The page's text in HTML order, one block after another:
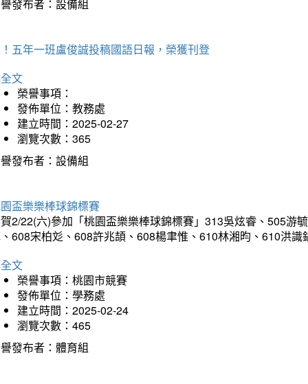
發布者：設備組
五年一班盧俊誠投稿國語日報，榮獲刊登
文
榮譽事項：
發佈單位：教務處
建立時間：2025-02-27
瀏覽次數：365
發布者：設備組
盃樂樂棒球錦標賽
2/22(六)參加「桃園盃樂樂棒球錦標賽」313吳炫睿、505游
608宋柏彣、608許兆頡、608楊聿惟、610林湘昀、610洪
文
榮譽事項：桃園市競賽
發佈單位：學務處
建立時間：2025-02-24
瀏覽次數：465
發布者：體育組